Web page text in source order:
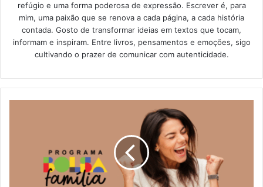
refúgio e uma forma poderosa de expressão. Escrever é, para
mim, uma paixão que se renova a cada página, a cada história
contada. Gosto de transformar ideias em textos que tocam,
informam e inspiram. Entre livros, pensamentos e emoções, sigo
cultivando o prazer de comunicar com autenticidade.
suspensão